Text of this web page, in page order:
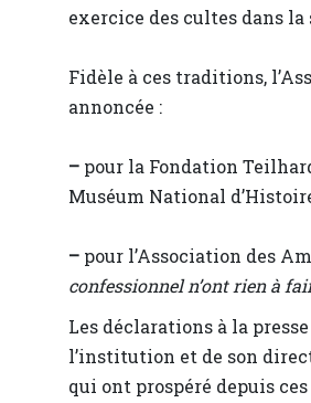
exercice des cultes dans
Fidèle à ces traditions,
annoncée :
– pour la Fondation
Muséum National
– pour l’Association des
confessionnel n’ont rien à
Les déclarations à la
l’institution et de son
qui ont prospéré depuis